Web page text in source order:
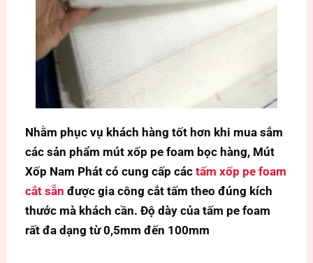
Nhằm phục vụ khách hàng tốt hơn khi mua sắm
các sản phẩm mút xốp pe foam bọc hàng, Mút
Xốp Nam Phát có cung cấp các tấm xốp pe foam
cắt sẵnđược gia công cắt tấm theo đúng kích
thước mà khách cần. Độ dày của tấm pe foam
rất đa dạng từ 0,5mm đến 100mm